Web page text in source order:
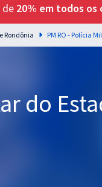
de 20% em todos os
Rondônia PM RO - Polícia
do